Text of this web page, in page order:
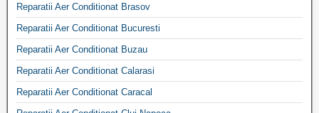
Reparatii Aer Conditionat Brasov
Reparatii Aer Conditionat Bucuresti
Reparatii Aer Conditionat Buzau
Reparatii Aer Conditionat Calarasi
Reparatii Aer Conditionat Caracal